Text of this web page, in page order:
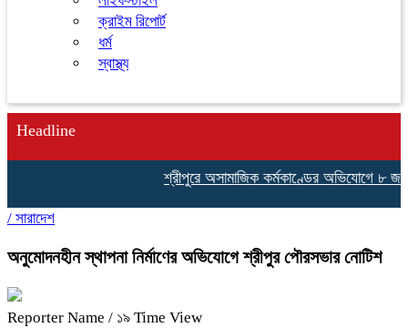
ক্রাইম রিপোর্ট
ধর্ম
স্বাস্থ্য
Headline
শ্রীপুরে অসামাজিক কর্মকাণ্ডের অভিযোগে ৮
/ সারাদেশ
অনুমোদনহীন স্থাপনা নির্মাণের অভিযোগে শ্রীপুর পৌরসভার নোটিশ
Reporter Name / ১৯ Time View